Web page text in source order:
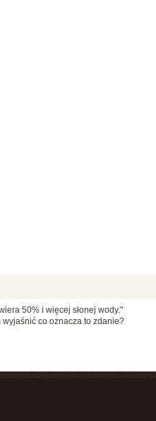
50% i więcej słonej wody."
co oznacza to zdanie?